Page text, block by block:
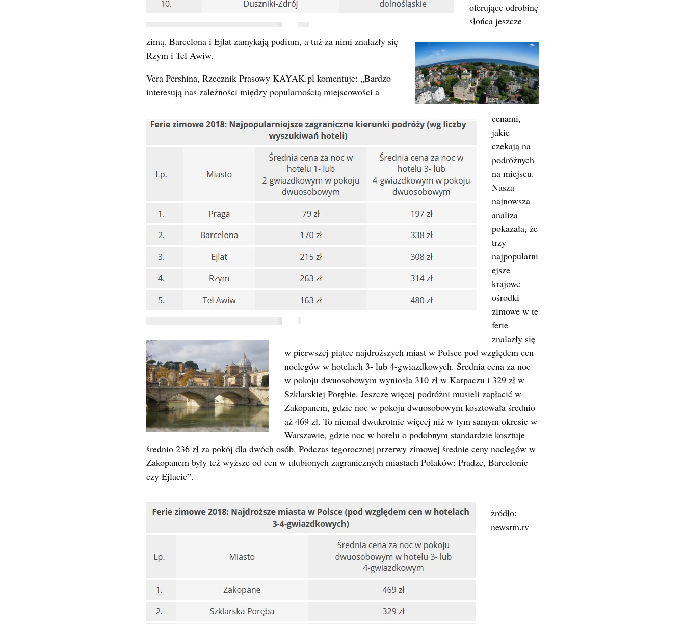
oferujące odrobinę
słońca jeszcze
zimą. Barcelona i Ejlat zamykają podium, a tuż za nimi znalazły się
Rzym i Tel Awiw.
Vera Pershina, Rzecznik Prasowy KAYAK.pl komentuje: „Bardzo
interesują nas zależności między popularnością miejscowości a
cenami,
jakie
czekają na
podróżnych
na miejscu.
Nasza
najnowsza
analiza
pokazała, że
trzy
najpopularni
ejsze
krajowe
ośrodki
zimowe w te
ferie
znalazły się
w pierwszej piątce najdroższych miast w Polsce pod względem cen
noclegów w hotelach 3- lub 4-gwiazdkowych. Średnia cena za noc
w pokoju dwuosobowym wyniosła 310 zł w Karpaczu i 329 zł w
Szklarskiej Porębie. Jeszcze więcej podróżni musieli zapłacić w
Zakopanem, gdzie noc w pokoju dwuosobowym kosztowała średnio
aż 469 zł. To niemal dwukrotnie więcej niż w tym samym okresie w
Warszawie, gdzie noc w hotelu o podobnym standardzie kosztuje
średnio 236 zł za pokój dla dwóch osób. Podczas tegorocznej przerwy zimowej średnie ceny noclegów w
Zakopanem były też wyższe od cen w ulubionych zagranicznych miastach Polaków: Pradze, Barcelonie
czy Ejlacie”.
żródło:
newsrm.tv